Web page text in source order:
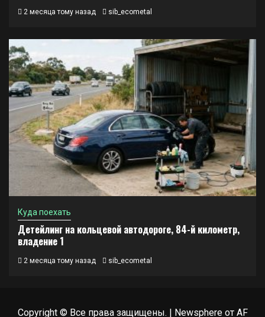
2 месяца тому назад sib_ecometal
Куда поехать
Детейлинг на кольцевой автодороге, 84-й километр,
владение 1
2 месяца тому назад sib_ecometal
Copyright © Все права защищены. | Newsphereот AF